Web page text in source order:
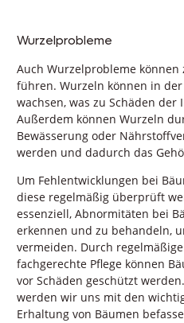
Wurzelprobleme
Auch Wurzelprobleme
führen. Wurzeln können in
wachsen, was zu Schäden
Außerdem können Wurzeln
Bewässerung oder
werden und dadurch das
Um Fehlentwicklungen bei
diese regelmäßig überprüft
essenziell, Abnormitäten bei
erkennen und zu behandeln,
vermeiden. Durch
fachgerechte Pflege können
vor Schäden geschützt
werden wir uns mit den
Erhaltung von Bäumen